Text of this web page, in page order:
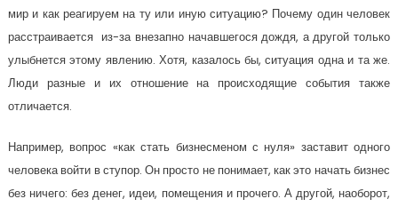
мир и как реагируем на ту или иную ситуацию? Почему один человек
расстраивается из-за внезапно начавшегося дождя, а другой только
улыбнется этому явлению. Хотя, казалось бы, ситуация одна и та же.
Люди разные и их отношение на происходящие события также
отличается.
Например, вопрос «как стать бизнесменом с нуля» заставит одного
человека войти в ступор. Он просто не понимает, как это начать бизнес
без ничего: без денег, идеи, помещения и прочего. А другой, наоборот,